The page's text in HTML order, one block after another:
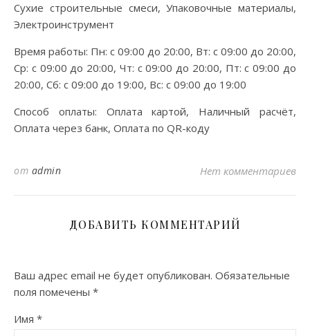
Сухие строительные смеси, Упаковочные материалы,
Электроинструмент
Время работы: Пн: с 09:00 до 20:00, Вт: с 09:00 до 20:00,
Ср: с 09:00 до 20:00, Чт: с 09:00 до 20:00, Пт: с 09:00 до
20:00, Сб: с 09:00 до 19:00, Вс: с 09:00 до 19:00
Способ оплаты: Оплата картой, Наличный расчёт,
Оплата через банк, Оплата по QR-коду
от admin Нет комментариев
ДОБАВИТЬ КОММЕНТАРИЙ
Ваш адрес email не будет опубликован. Обязательные
поля помечены *
Имя *